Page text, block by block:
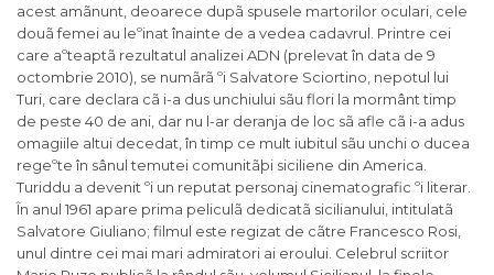
acest amãnunt, deoarece dupã spusele martorilor oculari, cele
douã femei au leºinat înainte de a vedea cadavrul. Printre cei
care aºteaptã rezultatul analizei ADN (prelevat în data de 9
octombrie 2010), se numãrã ºi Salvatore Sciortino, nepotul lui
Turi, care declara cã i-a dus unchiului sãu flori la mormânt timp
de peste 40 de ani, dar nu l-ar deranja de loc sã afle cã i-a adus
omagiile altui decedat, în timp ce mult iubitul sãu unchi o ducea
regeºte în sânul temutei comunitãþi siciliene din America.
Turiddu a devenit ºi un reputat personaj cinematografic ºi literar.
În anul 1961 apare prima peliculã dedicatã sicilianului, intitulatã
Salvatore Giuliano; filmul este regizat de cãtre Francesco Rosi,
unul dintre cei mai mari admiratori ai eroului. Celebrul scriitor